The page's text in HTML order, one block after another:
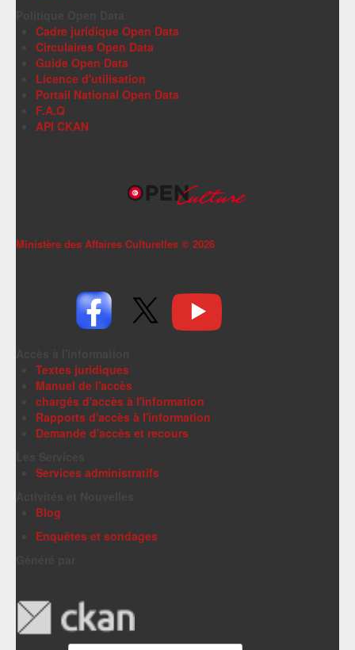
Cadre juridique Open Data
Circulaires Open Data
Guide Open Data
Licence d'utilisation
Portail National Open Data
F.A.Q
API CKAN
Ministère des Affaires Culturelles © 2026
Textes juridiques
Manuel de l'accès
chargés d'accès à l'information
Rapports d'accès à l'information
Demande d'accès et recours
Services administratifs
Blog
Enquêtes et sondages